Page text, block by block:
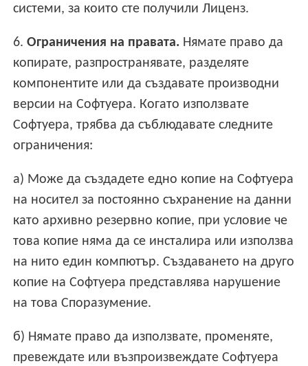
системи, за които сте получили Лиценз.
6.Ограничения на правата. Нямате право да
копирате, разпространявате, разделяте
компонентите или да създавате производни
версии на Софтуера. Когато използвате
Софтуера, трябва да съблюдавате следните
ограничения:
a) Може да създадете едно копие на Софтуера
на носител за постоянно съхранение на данни
като архивно резервно копие, при условие че
това копие няма да се инсталира или използва
на нито един компютър. Създаването на друго
копие на Софтуера представлява нарушение
на това Споразумение.
б) Нямате право да използвате, променяте,
превеждате или възпроизвеждате Софтуера